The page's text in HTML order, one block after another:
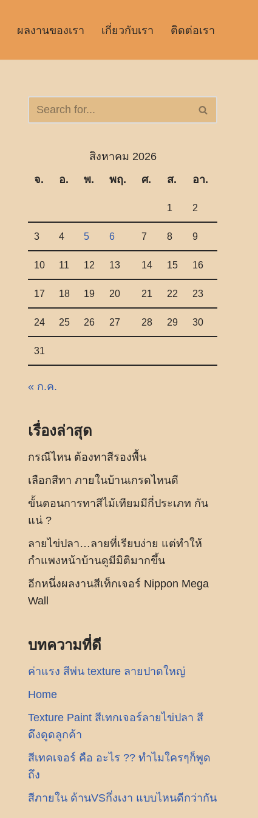
ผลงานของเรา เกี่ยวกับเรา ติดต่อเรา
สิงหาคม 2026
จ.
อ. พ. พฤ. ศ. ส. อา.
1 2
3 4 5 6 7 8 9
10 11 12 13 14 15 16
17 18 19 20 21 22 23
24 25 26 27 28 29 30
31
« ก.ค.
เรื่องล่าสุด
กรณีไหน ต้องทาสีรองพื้น
เลือกสีทา ภายในบ้านเกรดไหนดี
ขั้นตอนการทาสีไม้เทียมมีกี่ประเภท กัน
แน่ ?
ลายไข่ปลา…ลายที่เรียบง่าย แต่ทำให้
กำแพงหน้าบ้านดูมีมิติมากขึ้น
อีกหนึ่งผลงานสีเท็กเจอร์ Nippon Mega
Wall
บทความที่ดี
ค่าแรง สีพ่น texture ลายปาดใหญ่
Home
Texture Paint สีเทกเจอร์ลายไข่ปลา สี
ดึงดูดลูกค้า
สีเทคเจอร์ คือ อะไร ?? ทำไมใครๆก็พูด
ถึง
สีภายใน ด้านVSกึ่งเงา แบบไหนดีกว่ากัน